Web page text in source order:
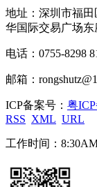
地址：深圳市福
华国际交易广场东
电话：0755-8298
邮箱：
ICP备案号： 粤
RSS XML URL
工作时间：